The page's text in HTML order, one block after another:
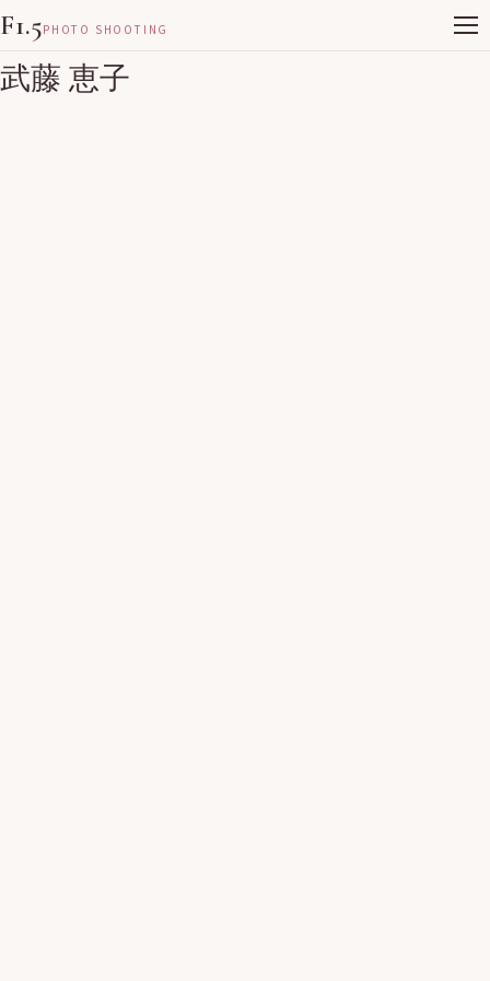
F1.5PHOTO SHOOTING
武藤 恵子